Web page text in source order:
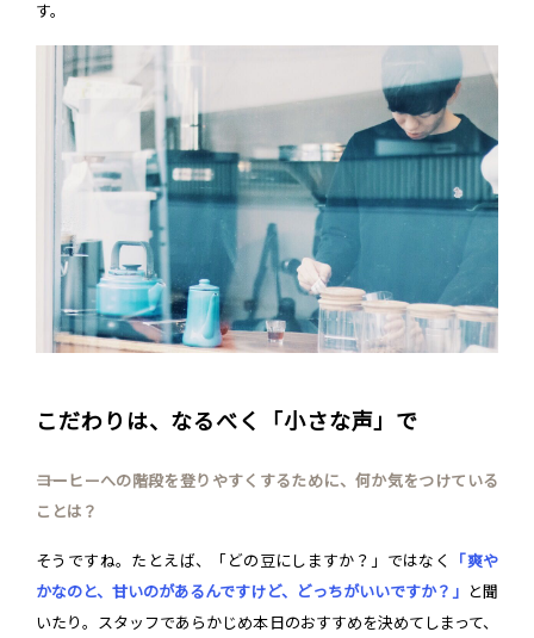
す。
こだわりは、なるべく「小さな声」で
――コーヒーへの階段を登りやすくするために、何か気をつけている
ことは？
そうですね。たとえば、「どの豆にしますか？」ではなく
「爽や
かなのと、甘いのがあるんですけど、どっちがいいですか？」
と聞
いたり。スタッフであらかじめ本日のおすすめを決めてしまって、